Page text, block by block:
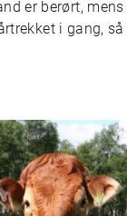
er berørt, mens
i gang, så